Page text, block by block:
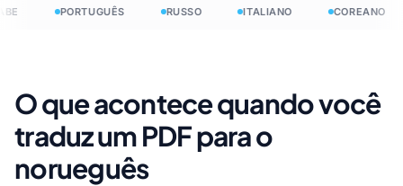
PORTUGUÊS RUSSO ITALIANO COREANO
O que acontece quando você
traduz um PDF para o
norueguês